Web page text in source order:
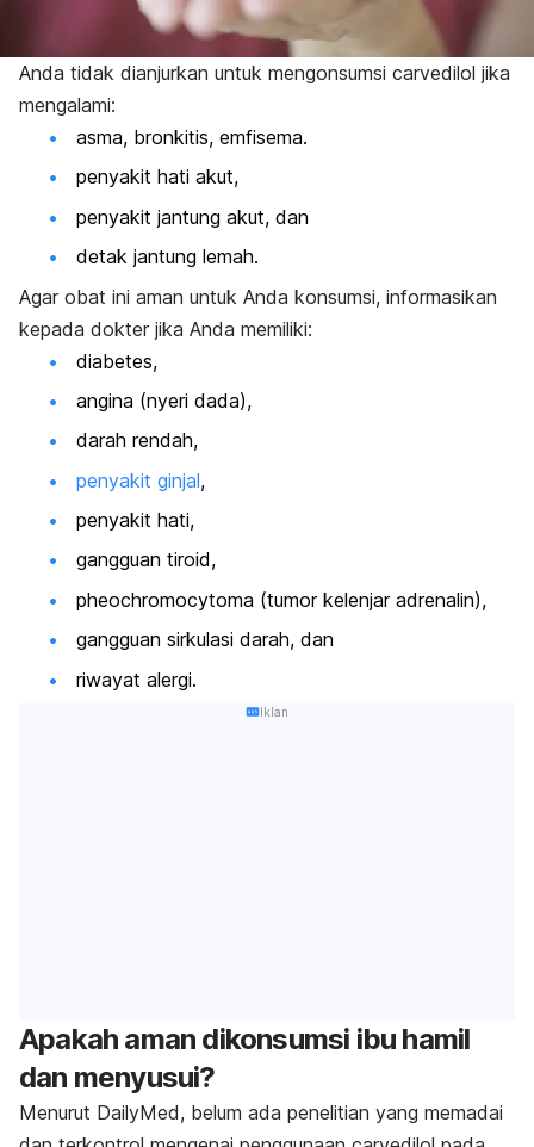
Anda tidak dianjurkan untuk mengonsumsi carvedilol jika
mengalami:
asma, bronkitis, emfisema.
penyakit hati akut,
penyakit jantung akut, dan
detak jantung lemah.
Agar obat ini aman untuk Anda konsumsi, informasikan
kepada dokter jika Anda memiliki:
diabetes,
angina (nyeri dada),
darah rendah,
penyakit ginjal,
penyakit hati,
gangguan tiroid,
pheochromocytoma (tumor kelenjar adrenalin),
gangguan sirkulasi darah, dan
riwayat alergi.
Iklan
Apakah aman dikonsumsi ibu hamil
dan menyusui?
Menurut DailyMed, belum ada penelitian yang memadai